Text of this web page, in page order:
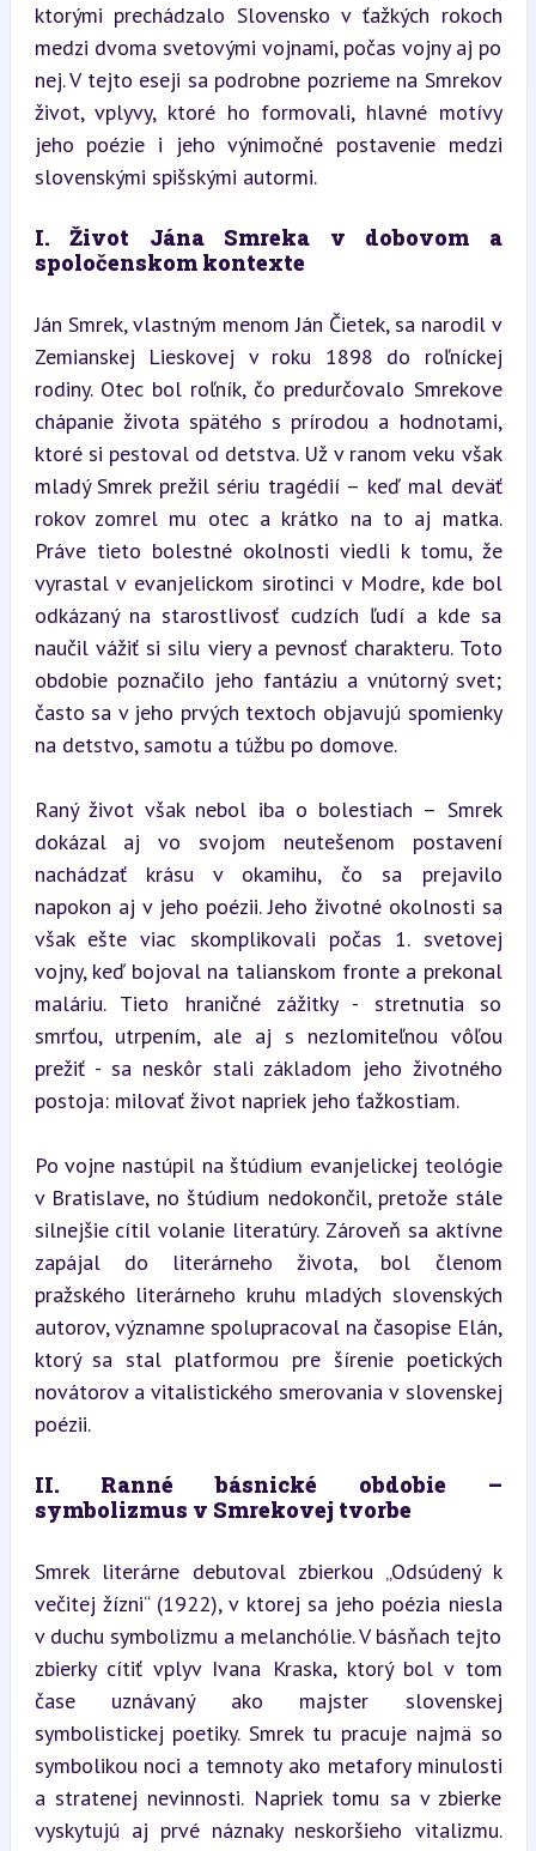
ktorými prechádzalo Slovensko v ťažkých rokoch
medzi dvoma svetovými vojnami, počas vojny aj po
nej. V tejto eseji sa podrobne pozrieme na Smrekov
život, vplyvy, ktoré ho formovali, hlavné motívy
jeho poézie i jeho výnimočné postavenie medzi
slovenskými spišskými autormi.
I. Život Jána Smreka v dobovom a
spoločenskom kontexte
Ján Smrek, vlastným menom Ján Čietek, sa narodil v
Zemianskej Lieskovej v roku 1898 do roľníckej
rodiny. Otec bol roľník, čo predurčovalo Smrekove
chápanie života spätého s prírodou a hodnotami,
ktoré si pestoval od detstva. Už v ranom veku však
mladý Smrek prežil sériu tragédií – keď mal deväť
rokov zomrel mu otec a krátko na to aj matka.
Práve tieto bolestné okolnosti viedli k tomu, že
vyrastal v evanjelickom sirotinci v Modre, kde bol
odkázaný na starostlivosť cudzích ľudí a kde sa
naučil vážiť si silu viery a pevnosť charakteru. Toto
obdobie poznačilo jeho fantáziu a vnútorný svet;
často sa v jeho prvých textoch objavujú spomienky
na detstvo, samotu a túžbu po domove.
Raný život však nebol iba o bolestiach – Smrek
dokázal aj vo svojom neutešenom postavení
nachádzať krásu v okamihu, čo sa prejavilo
napokon aj v jeho poézii. Jeho životné okolnosti sa
však ešte viac skomplikovali počas 1. svetovej
vojny, keď bojoval na talianskom fronte a prekonal
maláriu. Tieto hraničné zážitky - stretnutia so
smrťou, utrpením, ale aj s nezlomiteľnou vôľou
prežiť - sa neskôr stali základom jeho životného
postoja: milovať život napriek jeho ťažkostiam.
Po vojne nastúpil na štúdium evanjelickej teológie
v Bratislave, no štúdium nedokončil, pretože stále
silnejšie cítil volanie literatúry. Zároveň sa aktívne
zapájal do literárneho života, bol členom
pražského literárneho kruhu mladých slovenských
autorov, významne spolupracoval na časopise Elán,
ktorý sa stal platformou pre šírenie poetických
novátorov a vitalistického smerovania v slovenskej
poézii.
II. Ranné básnické obdobie –
symbolizmus v Smrekovej tvorbe
Smrek literárne debutoval zbierkou „Odsúdený k
večitej žízni“ (1922), v ktorej sa jeho poézia niesla
v duchu symbolizmu a melanchólie. V básňach tejto
zbierky cítiť vplyv Ivana Kraska, ktorý bol v tom
čase uznávaný ako majster slovenskej
symbolistickej poetiky. Smrek tu pracuje najmä so
symbolikou noci a temnoty ako metafory minulosti
a stratenej nevinnosti. Napriek tomu sa v zbierke
vyskytujú aj prvé náznaky neskoršieho vitalizmu.